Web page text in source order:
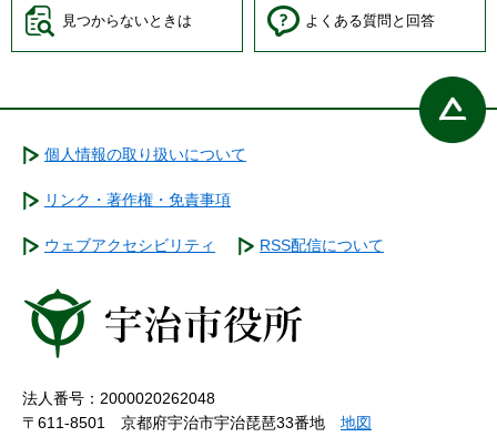
見つからないときは よくある質問と回答
個人情報の取り扱いについて
リンク・著作権・免責事項
ウェブアクセシビリティ RSS配信について
法人番号：2000020262048
〒611-8501 京都府宇治市宇治琵琶33番地 地図